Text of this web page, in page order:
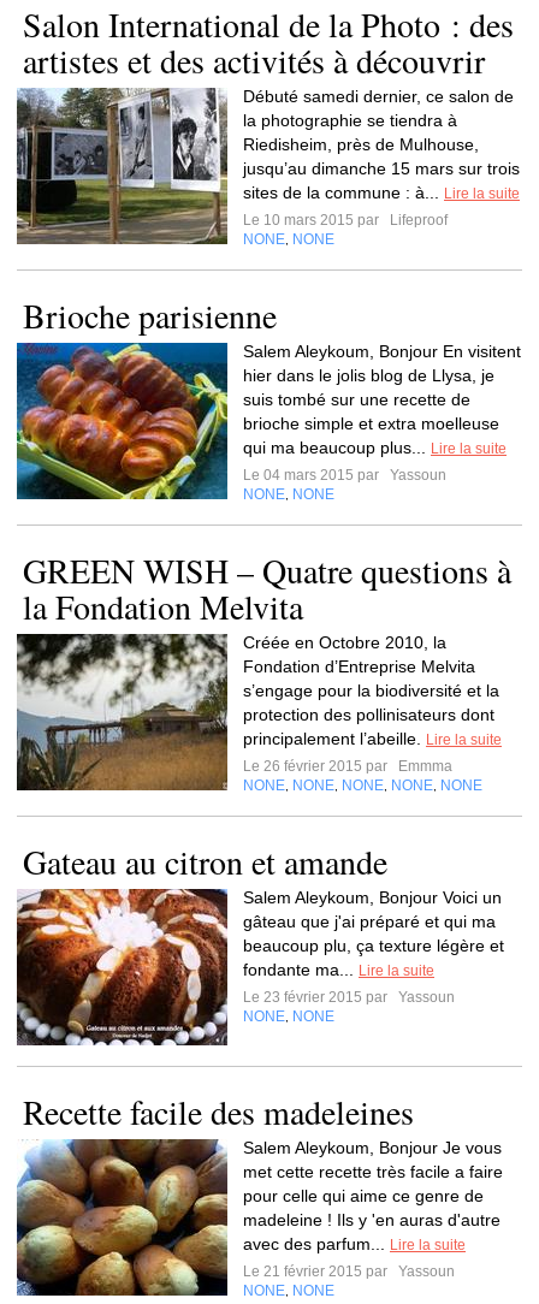
Salon International de la Photo : des
artistes et des activités à découvrir
Débuté samedi dernier, ce salon de
la photographie se tiendra à
Riedisheim, près de Mulhouse,
jusqu’au dimanche 15 mars sur trois
sites de la commune : à...
Lire la suite
Le 10 mars 2015 par
Lifeproof
NONE NONE
Brioche parisienne
Salem Aleykoum, Bonjour En visitent
hier dans le jolis blog de Llysa, je
suis tombé sur une recette de
brioche simple et extra moelleuse
qui ma beaucoup plus...
Lire la suite
Le 04 mars 2015 par
Yassoun
NONE NONE
GREEN WISH – Quatre questions à
la Fondation Melvita
Créée en Octobre 2010, la
Fondation d’Entreprise Melvita
s’engage pour la biodiversité et la
protection des pollinisateurs dont
principalement l’abeille.
Lire la suite
Le 26 février 2015 par
Emmma
NONE NONE NONE NONE NONE
Gateau au citron et amande
Salem Aleykoum, Bonjour Voici un
gâteau que j'ai préparé et qui ma
beaucoup plu, ça texture légère et
fondante ma...
Lire la suite
Le 23 février 2015 par
Yassoun
NONE NONE
Recette facile des madeleines
Salem Aleykoum, Bonjour Je vous
met cette recette très facile a faire
pour celle qui aime ce genre de
madeleine ! Ils y 'en auras d'autre
avec des parfum...
Lire la suite
Le 21 février 2015 par
Yassoun
NONE NONE